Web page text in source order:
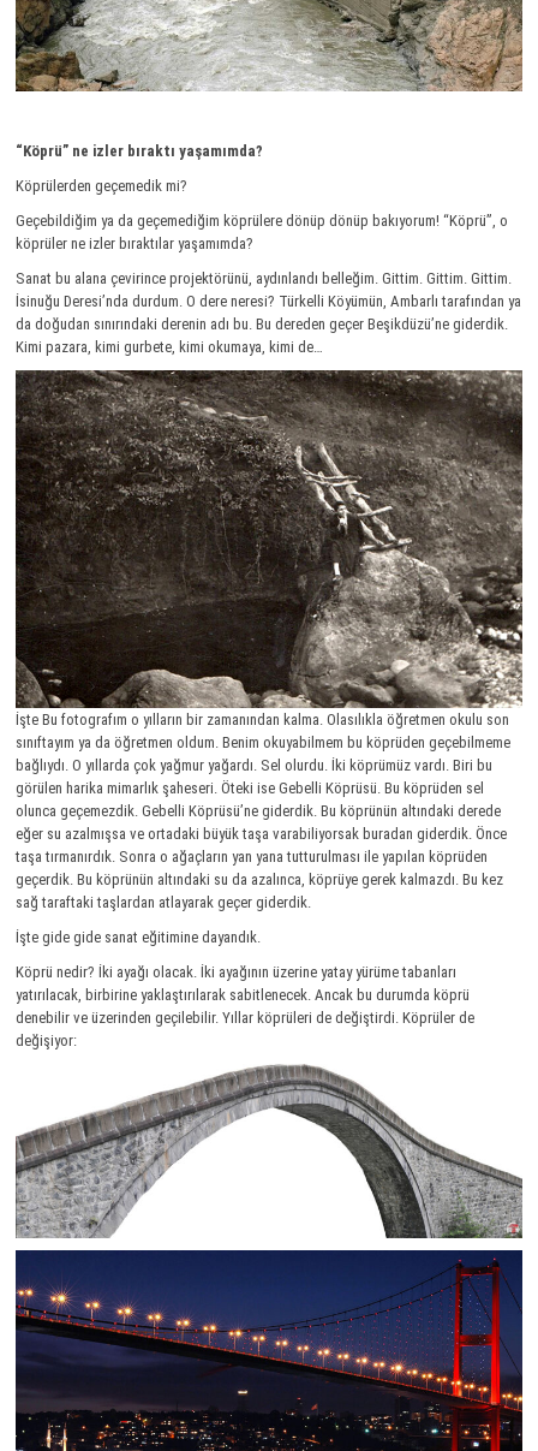
“Köprü” ne izler bıraktı yaşamımda?
Köprülerden geçemedik mi?
Geçebildiğim ya da geçemediğim köprülere dönüp dönüp bakıyorum! “Köprü”, o
köprüler ne izler bıraktılar yaşamımda?
Sanat bu alana çevirince projektörünü, aydınlandı belleğim. Gittim. Gittim. Gittim.
İsinuğu Deresi’nda durdum. O dere neresi? Türkelli Köyümün, Ambarlı tarafından ya
da doğudan sınırındaki derenin adı bu. Bu dereden geçer Beşikdüzü’ne giderdik.
Kimi pazara, kimi gurbete, kimi okumaya, kimi de…
İşte Bu fotografım o yılların bir zamanından kalma. Olasılıkla öğretmen okulu son
sınıftayım ya da öğretmen oldum. Benim okuyabilmem bu köprüden geçebilmeme
bağlıydı. O yıllarda çok yağmur yağardı. Sel olurdu. İki köprümüz vardı. Biri bu
görülen harika mimarlık şaheseri. Öteki ise Gebelli Köprüsü. Bu köprüden sel
olunca geçemezdik. Gebelli Köprüsü’ne giderdik. Bu köprünün altındaki derede
eğer su azalmışsa ve ortadaki büyük taşa varabiliyorsak buradan giderdik. Önce
taşa tırmanırdık. Sonra o ağaçların yan yana tutturulması ile yapılan köprüden
geçerdik. Bu köprünün altındaki su da azalınca, köprüye gerek kalmazdı. Bu kez
sağ taraftaki taşlardan atlayarak geçer giderdik.
İşte gide gide sanat eğitimine dayandık.
Köprü nedir? İki ayağı olacak. İki ayağının üzerine yatay yürüme tabanları
yatırılacak, birbirine yaklaştırılarak sabitlenecek. Ancak bu durumda köprü
denebilir ve üzerinden geçilebilir. Yıllar köprüleri de değiştirdi. Köprüler de
değişiyor: